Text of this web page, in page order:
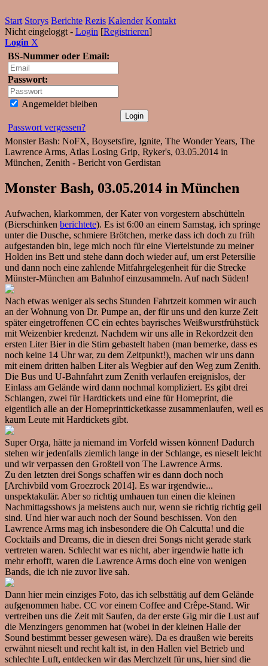
Start Storys Berichte Rezis Kalender Kontakt
Nicht eingeloggt - Login [Registrieren]
Login X
BS-Nummer oder Email:
Passwort:
Angemeldet bleiben
Passwort vergessen?
Monster Bash: NoFX, Boysetsfire, Ignite, The Wonder Years, The
Lawrence Arms, Atlas Losing Grip, Ryker's, 03.05.2014 in
München, Zenith - Bericht von Gerdistan
Monster Bash, 03.05.2014 in München
Aufwachen, klarkommen, der Kater von vorgestern abschütteln
(Bierschinken berichtete). Es ist 6:00 an einem Samstag, ich springe
unter die Dusche, schmiere Brötchen, merke dass ich doch zu früh
aufgestanden bin, lege mich noch für eine Viertelstunde zu meiner
Holden ins Bett und stehe dann doch wieder auf, um erst Petersilie
und dann noch eine zahlende Mitfahrgelegenheit für die Strecke
Münster-München am Bahnhof einzusammeln. Auf nach Süden!
Nach etwas weniger als sechs Stunden Fahrtzeit kommen wir auch
an der Wohnung von Dr. Pumpe an, der für uns und den kurze Zeit
später eingetroffenen CC ein echtes bayrisches Weißwurstfrühstück
mit Weizenbier kredenzt. Nachdem wir uns alle in Rekordzeit den
ersten Liter Bier in die Stirn gebastelt haben (man bemerke, dass es
noch keine 14 Uhr war, zu dem Zeitpunkt!), machen wir uns dann
mit einem dritten halben Liter als Wegbier auf den Weg zum Zenith.
Die Bus und U-Bahnfahrt zum Zenith verlaufen ereignislos, der
Einlass am Gelände wird dann nochmal kompliziert. Es gibt drei
Schlangen, zwei für Hardtickets und eine für Homeprint, die
eigentlich alle an der Homeprintticketkasse zusammenlaufen, weil es
kaum Leute mit Hardtickets gibt.
Super Orga, hätte ja niemand im Vorfeld wissen können! Dadurch
stehen wir jedenfalls ziemlich lange in der Schlange, es nieselt leicht
und wir verpassen den Großteil von The Lawrence Arms.
Zu den letzten drei Songs schaffen wir es dann doch noch
[Archivbild vom Groezrock 2014]. Es war irgendwie...
unspektakulär. Aber so richtig umhauen tun einen die kleinen
Nachmittagsshows ja meistens auch nur, wenn sie richtig richtig geil
sind. Und hier war auch noch der Sound beschissen. Von den
Lawrence Arms mag ich insbesondere die Oh Calcutta! und die
Cocktails and Dreams, die in diesen drei Songs nicht gerade stark
vertreten waren. Schlecht war es nicht, aber irgendwie hatte ich
mehr erhofft, waren die Lawrence Arms doch eine von wenigen
Bands, die ich nie zuvor live sah.
Dann hier mein einziges Foto, das ich selbsttätig auf dem Gelände
aufgenommen habe. CC vor einem Coffee and Crêpe-Stand. Wir
vertreiben uns die Zeit mit Saufen, da der erste Gig mir die Lust auf
die Menzingers genommen hat (wobei in der kleinen Halle der
Sound bestimmt besser gewesen wäre). Da es draußen wie bereits
erwähnt nieselt und recht kalt ist, in den Hallen viel Betrieb und
schlechte Luft, entdecken wir das Merchzelt für uns, hier sind die